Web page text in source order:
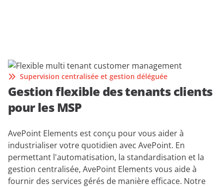
Supervision centralisée et gestion déléguée
Gestion flexible des tenants clients
pour les MSP
AvePoint Elements est conçu pour vous aider à
industrialiser votre quotidien avec AvePoint. En
permettant l'automatisation, la standardisation et la
gestion centralisée, AvePoint Elements vous aide à
fournir des services gérés de manière efficace. Notre